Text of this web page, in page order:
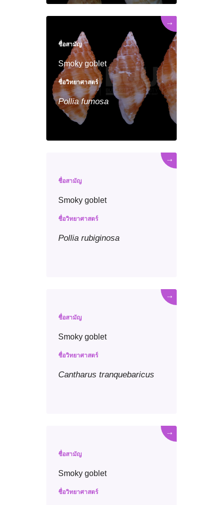
ชื่อสามัญ
Smoky goblet
ชื่อวิทยาศาสตร์
Pollia fumosa
→
ชื่อสามัญ
Smoky goblet
ชื่อวิทยาศาสตร์
Pollia rubiginosa
→
ชื่อสามัญ
Smoky goblet
ชื่อวิทยาศาสตร์
Cantharus tranquebaricus
→
ชื่อสามัญ
Smoky goblet
ชื่อวิทยาศาสตร์
→